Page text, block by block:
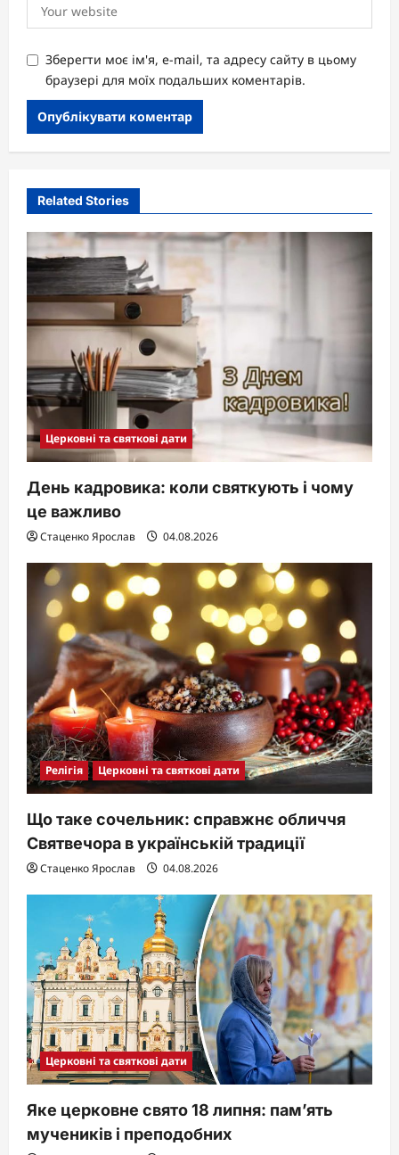
Зберегти моє ім'я, e-mail, та адресу сайту в цьому
браузері для моїх подальших коментарів.
Related Stories
Церковні та святкові дати
День кадровика: коли святкують і чому
це важливо
Стаценко Ярослав 04.08.2026
Релігія Церковні та святкові дати
Що таке сочельник: справжнє обличчя
Святвечора в українській традиції
Стаценко Ярослав 04.08.2026
Церковні та святкові дати
Яке церковне свято 18 липня: пам’ять
мучеників і преподобних